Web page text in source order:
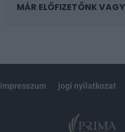
MÁR ELŐFIZETŐNK
impresszum jogi nyilatkozat